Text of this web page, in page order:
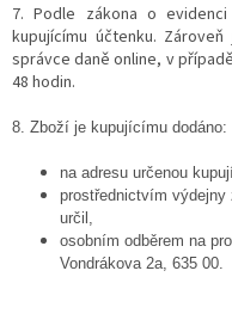
7. Podle zákona o
kupujícímu účtenku.
správce daně online, v
48 hodin.
8. Zboží je kupujícímu dodáno:
na adresu určenou
prostřednictvím
určil,
osobním odběrem na
Vondrákova 2a, 635 00.